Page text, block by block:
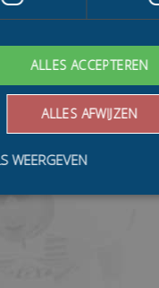
ALLES ACCEPTEREN
ALLES AFWIJZEN
WEERGEVEN